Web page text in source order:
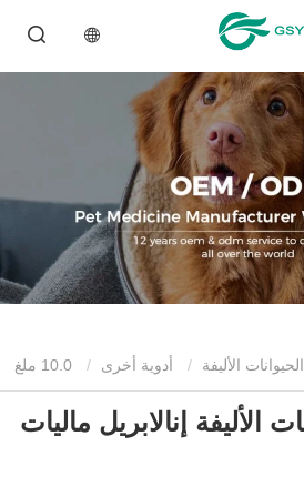
الأليفة أدوية أخرى 10.0 ملغ
أقراصالأليفة إنالابريل ماليات